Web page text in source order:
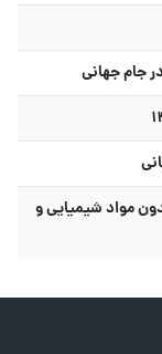
تمیز کنید؛ بدون مواد شیمیایی و